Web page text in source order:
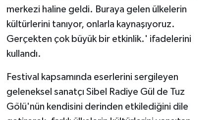
merkezi haline geldi. Buraya gelen ülkelerin
kültürlerini tanıyor, onlarla kaynaşıyoruz.
Gerçekten çok büyük bir etkinlik.' ifadelerini
kullandı.
Festival kapsamında eserlerini sergileyen
geleneksel sanatçı Sibel Radiye Gül de Tuz
Gölü'nün kendisini derinden etkilediğini dile